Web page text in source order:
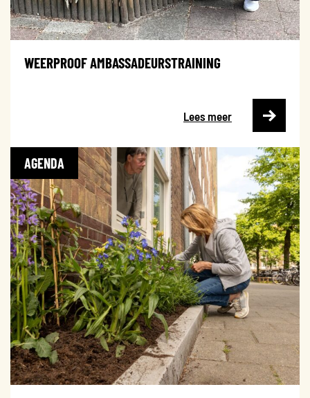
WEERPROOF AMBASSADEURSTRAINING
Lees meer
AGENDA